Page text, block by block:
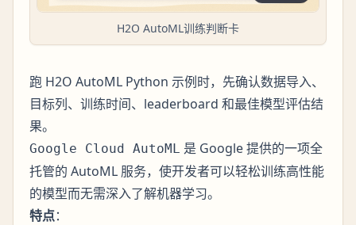
H2O AutoML训练判断卡
跑 H2O AutoML Python 示例时，先确认数据导入、
目标列、训练时间、leaderboard 和最佳模型评估结
果。
Google Cloud AutoML 是 Google 提供的一项全
托管的 AutoML 服务，使开发者可以轻松训练高性能
的模型而无需深入了解机器学习。
特点：